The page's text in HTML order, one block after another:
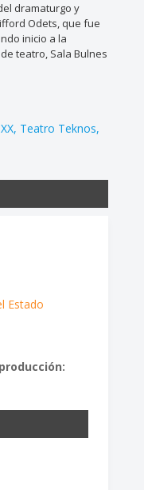
dramaturgo y
Odets, que fue
inicio a la
teatro, Sala Bulnes
Teatro Teknos
Estado